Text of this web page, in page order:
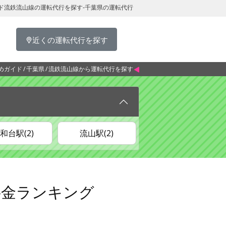
鉄流山線の運転代行を探す-千葉県の運転代行
近くの運転代行を探す
ガイド 千葉県 流鉄流山線から運転代行を探す
台駅(2) 流山駅(2)
ランキング